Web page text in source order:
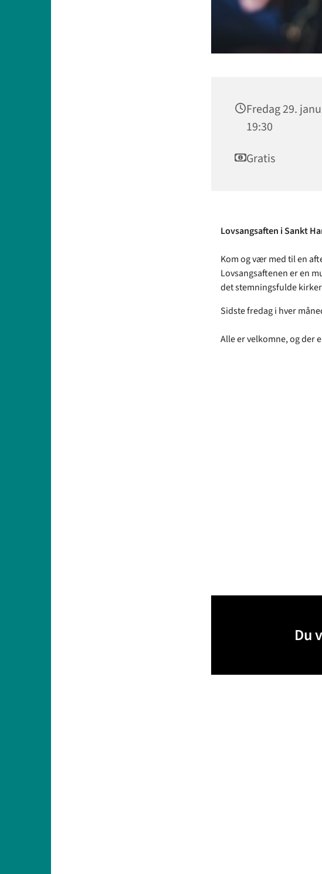
Fredag 29.
19:30
Gratis
Lovsangsaften i Sankt
Kom og vær med til en
Lovsangsaftenen er en
det stemningsfulde
Sidste fredag i hver
Alle er velkomne, og der
Du